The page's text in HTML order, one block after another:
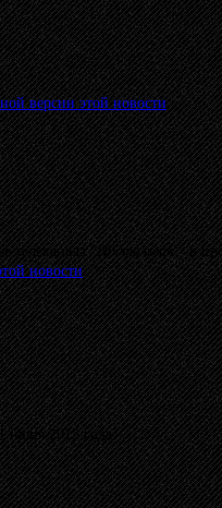
версии этой новости.
телеканала"Ностальгия"в
новости.
июня 2013 года.